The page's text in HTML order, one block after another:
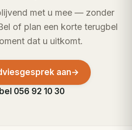
met u mee — zonder
of plan een korte terugbel
dat u uitkomt.
aan→
056 92 10 30